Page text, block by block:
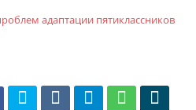
адаптации пятиклассников